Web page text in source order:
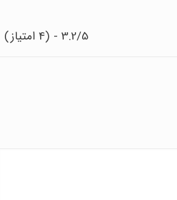
3.2/5 - (4 امتیاز)